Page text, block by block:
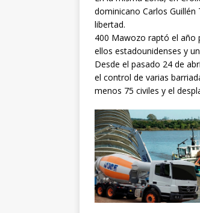
dominicano Carlos
libertad.
400 Mawozo raptó el año
ellos estadounidenses y
Desde el pasado 24 de
el control de varias
menos 75 civiles y el